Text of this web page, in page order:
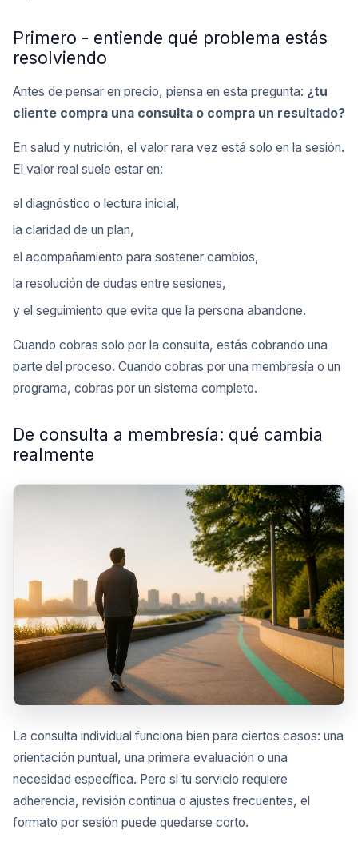
Primero - entiende qué problema estás
resolviendo
Antes de pensar en precio, piensa en esta pregunta: ¿tu
cliente compra una consulta o compra un resultado?
En salud y nutrición, el valor rara vez está solo en la sesión.
El valor real suele estar en:
el diagnóstico o lectura inicial,
la claridad de un plan,
el acompañamiento para sostener cambios,
la resolución de dudas entre sesiones,
y el seguimiento que evita que la persona abandone.
Cuando cobras solo por la consulta, estás cobrando una
parte del proceso. Cuando cobras por una membresía o un
programa, cobras por un sistema completo.
De consulta a membresía: qué cambia
realmente
La consulta individual funciona bien para ciertos casos: una
orientación puntual, una primera evaluación o una
necesidad específica. Pero si tu servicio requiere
adherencia, revisión continua o ajustes frecuentes, el
formato por sesión puede quedarse corto.